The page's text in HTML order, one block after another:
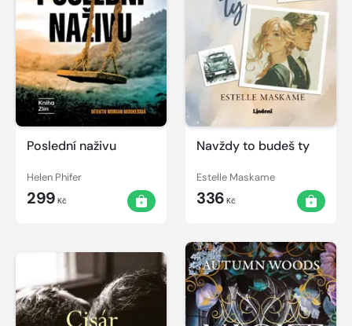
Poslední naživu
Helen Phifer
299 Kč
Navždy to budeš ty
Estelle Maskame
336 Kč